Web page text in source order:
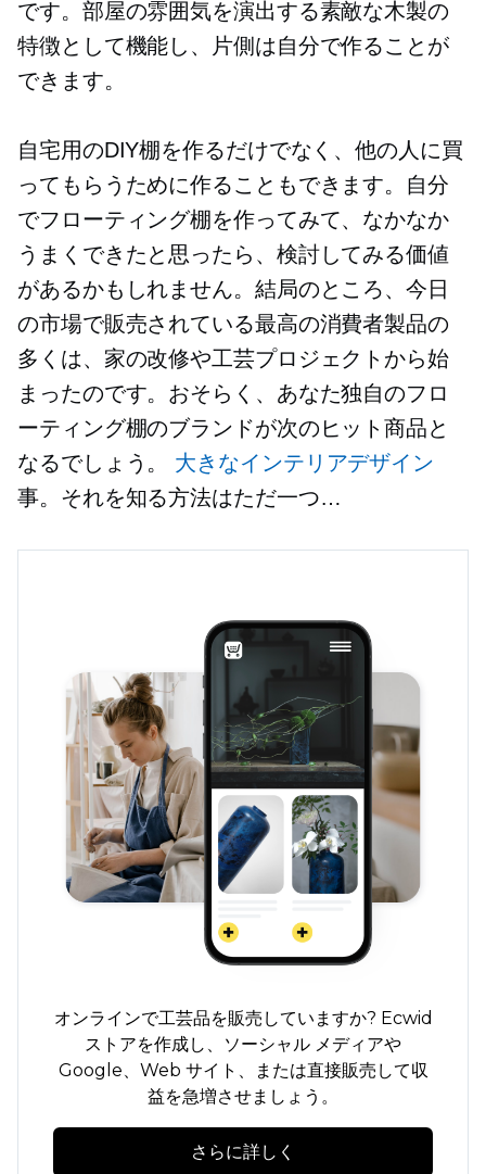
です。部屋の雰囲気を演出する素敵な木製の
特徴として機能し、片側は自分で作ることが
できます。
自宅用のDIY棚を作るだけでなく、他の人に買
ってもらうために作ることもできます。自分
でフローティング棚を作ってみて、なかなか
うまくできたと思ったら、検討してみる価値
があるかもしれません。結局のところ、今日
の市場で販売されている最高の消費者製品の
多くは、家の改修や工芸プロジェクトから始
まったのです。おそらく、あなた独自のフロ
ーティング棚のブランドが次のヒット商品と
なるでしょう。 大きなインテリアデザイン
事。それを知る方法はただ一つ…
オンラインで工芸品を販売していますか? Ecwid
ストアを作成し、ソーシャル メディアや
Google、Web サイト、または直接販売して収
益を急増させましょう。
さらに詳しく